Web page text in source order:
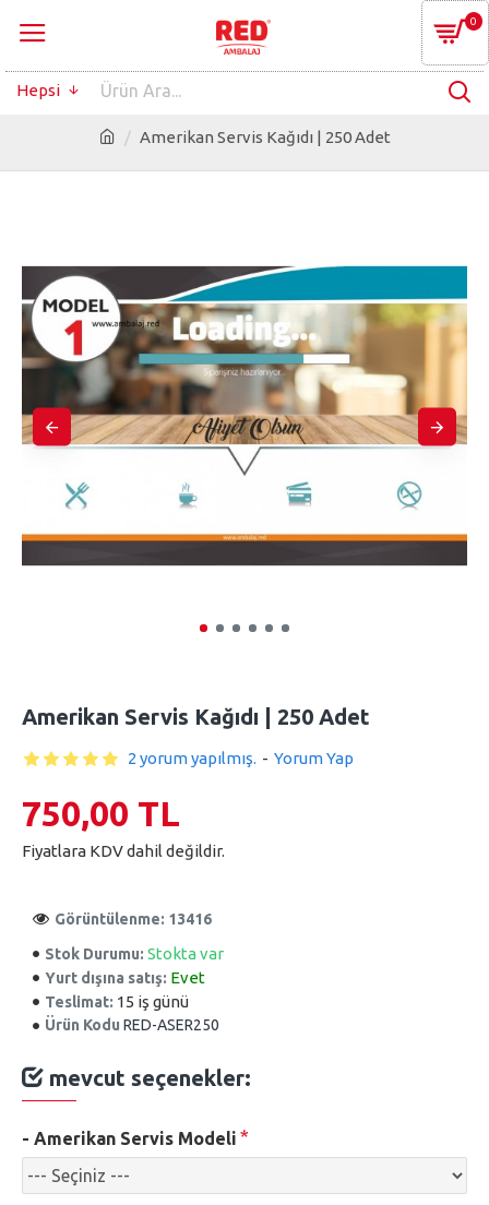
0
Hepsi
Amerikan Servis Kağıdı | 250 Adet
Amerikan Servis Kağıdı | 250 Adet
Stok Durumu: Stokta var
Yurt dışına satış: Evet
Teslimat: 15 iş günü
Ürün Kodu RED-ASER250
Görüntülenme: 13416
2 yorum yapılmış. - Yorum Yap
750,00 TL
Fiyatlara KDV dahil değildir.
mevcut seçenekler:
- Amerikan Servis Modeli